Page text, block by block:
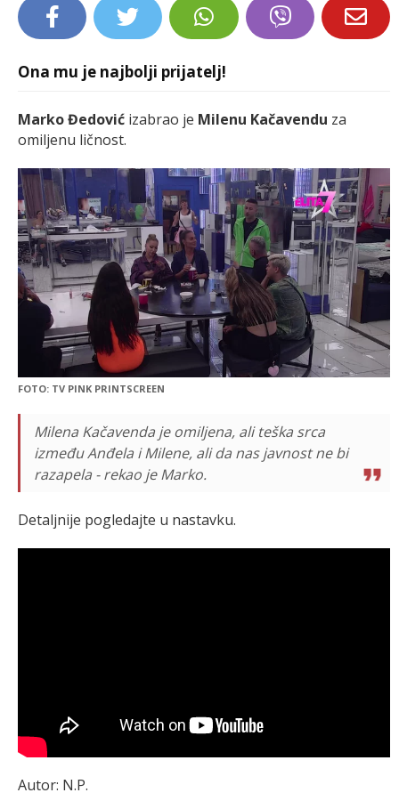
Ona mu je najbolji prijatelj!
Marko Đedović izabrao je Milenu Kačavendu za
omiljenu ličnost.
FOTO: TV PINK PRINTSCREEN
Milena Kačavenda je omiljena, ali teška srca
između Anđela i Milene, ali da nas javnost ne bi
razapela - rekao je Marko.
Detaljnije pogledajte u nastavku.
Autor: N.P.